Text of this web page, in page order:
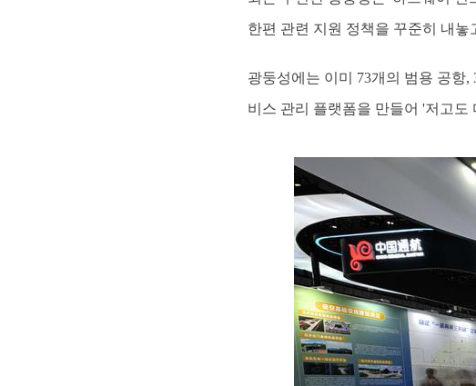
한편 관련 지원 정책을 꾸준히 내놓
광둥성에는 이미 73개의 범용 공항
비스 관리 플랫폼을 만들어 '저고도